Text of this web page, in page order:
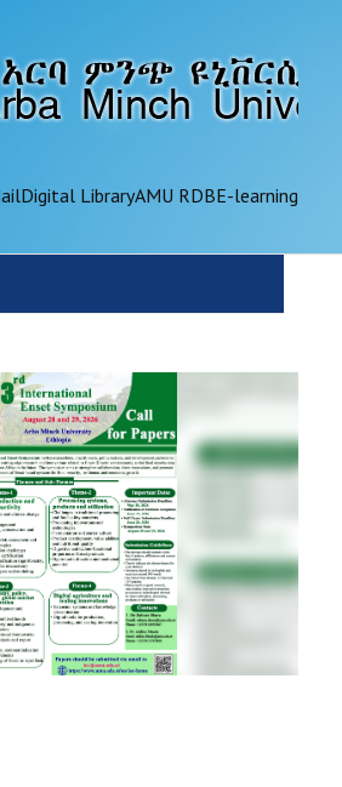
Digital LibraryAMU RDBE-learning